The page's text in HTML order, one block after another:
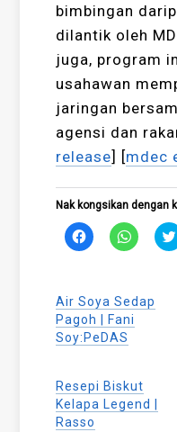
bimbingan
dilantik oleh
juga, program
usahawan
jaringan
agensi dan
release] [mdec
Nak kongsikan dengan
Click
to
(Opens
in
new
window)
Click
to
(Opens
in
new
window)
Air Soya Sedap
Pagoh | Fani
Soy:PeDAS
Resepi Biskut
Kelapa Legend |
Rasso